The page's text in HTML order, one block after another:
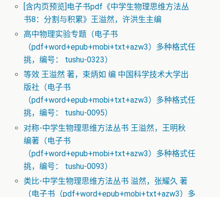
[含内页预览]电子书pdf《中学生物理思维方法丛
书8：分割与积累》王溢然，许洪生主编
高中物理实验专题（电子书
（pdf+word+epub+mobi+txt+azw3）多种格式任
挑，编号： tushu-0323）
等效 王溢然 著，束炳如 编 中国科学技术大学出
版社（电子书
（pdf+word+epub+mobi+txt+azw3）多种格式任
挑，编号： tushu-0095）
对称-中学生物理思维方法丛书 王溢然，王明秋
编著（电子书
（pdf+word+epub+mobi+txt+azw3）多种格式任
挑，编号： tushu-0093）
类比-中学生物理思维方法丛书 溢然，张耀久 著
（电子书（pdf+word+epub+mobi+txt+azw3）多